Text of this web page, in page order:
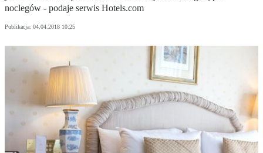
noclegów - podaje serwis Hotels.com
Publikacja: 04.04.2018 10:25